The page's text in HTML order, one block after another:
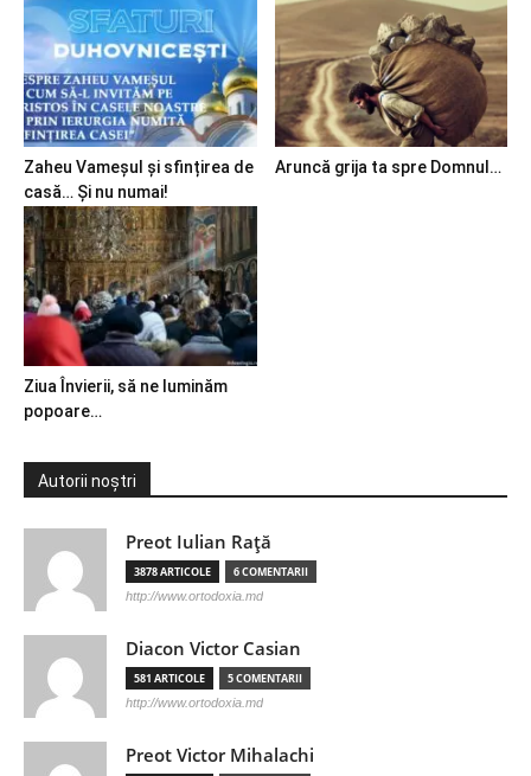
Zaheu Vameșul și sfințirea de
casă… Și nu numai!
Aruncă grija ta spre Domnul…
Ziua Învierii, să ne luminăm
popoare…
Autorii noștri
Preot Iulian Raţă
3878 ARTICOLE 6 COMENTARII
http://www.ortodoxia.md
Diacon Victor Casian
581 ARTICOLE 5 COMENTARII
http://www.ortodoxia.md
Preot Victor Mihalachi